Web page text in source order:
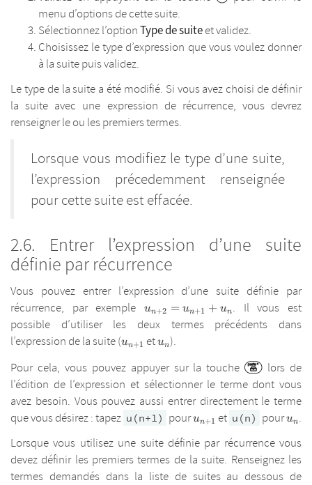
menu d’options de cette suite.
Sélectionnez l’optionType de suiteet validez.
Choisissez le type d’expression que vous voulez donner
à la suite puis validez.
Le type de la suite a été modifié. Si vous avez choisi de définir
la suite avec une expression de récurrence, vous devrez
renseigner le ou les premiers termes.
Lorsque vous modifiez le type d’une suite,
l’expression précedemment renseignée
pour cette suite est effacée.
Entrer l’expression d’une suite
définie par récurrence
Vous pouvez entrer l’expression d’une suite définie par
récurrence, par exempleu_{n+2}=u_{n+1}+u_{n}
un+2 = un+1 + un. Il vous est
possible d’utiliser les deux termes précédents dans
l’expression de la suite (u_{n+1}
un+1 etu_{n}
un).
Pour cela, vous pouvez appuyer sur la touche
lors de
l’édition de l’expression et sélectionner le terme dont vous
avez besoin. Vous pouvez aussi entrer directement le terme
que vous désirez : tapez u(n+1) pouru_{n+1}
un+1 et u(n) pourun.
Lorsque vous utilisez une suite définie par récurrence vous
devez définir les premiers termes de la suite. Renseignez les
termes demandés dans la liste de suites au dessous de